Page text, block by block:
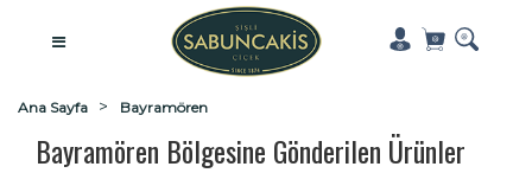
Ana Sayfa Bayramören
Bayramören Bölgesine Gönderilen Ürünler